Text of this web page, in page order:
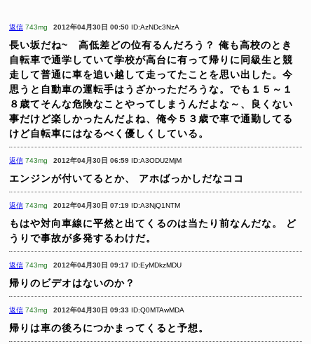
返信 743mg 2012年04月30日 00:50 ID:AzNDc3NzA
長い坂だね~ 高低差どの位有るんだろう？ 俺も高校のとき
自転車で通学していて学校が高台に有って帰りに同級生と競
走して普通に車を追い越して走ってたことを思い出した。今
思うと自動車の運転手はうざかっただろうな。でも１５～１
８歳てそんな危険なことやってしまうんだよな～、良くない
事だけど楽しかったんだよね、俺今５３歳で車で通勤してる
けど自転車にはなるべく優しくしている。
返信 743mg 2012年04月30日 06:59 ID:A3ODU2MjM
エンジンが付いてるとか、 アホばっかしだなココ
返信 743mg 2012年04月30日 07:19 ID:A3NjQ1NTM
もはや対向車線に平然と出てくるのは当たり前なんだな。
ど
うりで事故が多発するわけだ。
返信 743mg 2012年04月30日 09:17 ID:EyMDkzMDU
帰りのビデオはないのか？
返信 743mg 2012年04月30日 09:33 ID:Q0MTAwMDA
帰りは車の後ろにつかまってくると予想。